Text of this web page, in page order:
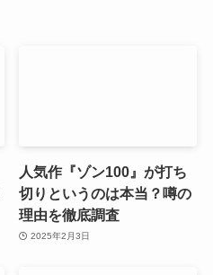
人気作『ゾン100』が打ち
切りというのは本当？噂の
理由を徹底調査
2025年2月3日